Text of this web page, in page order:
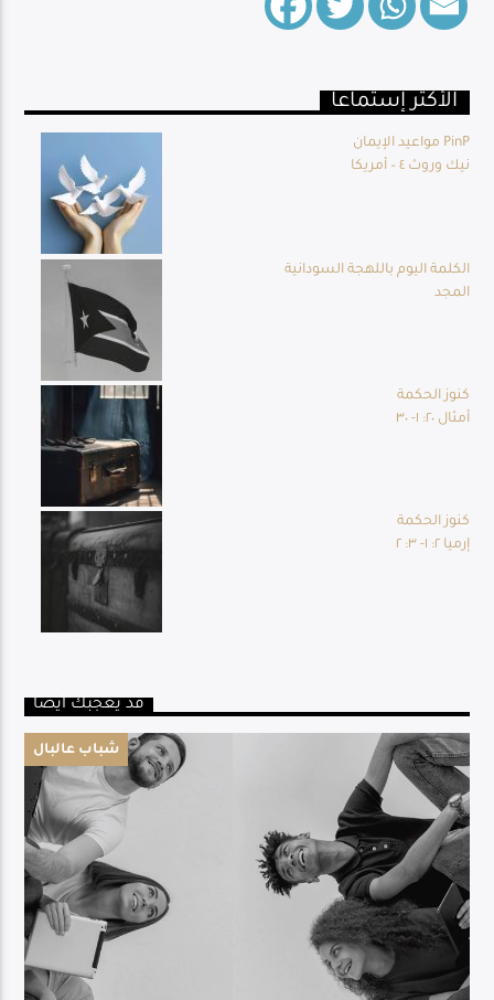
الأكثر إستماعا
مواعيد الإيمان PinP
نيك وروث ٤ – أمريكا
الكلمة اليوم باللهجة السودانية
المجد
كنوز الحكمة
أمثال ٢٠: ١- ٣٠
كنوز الحكمة
إرميا ٢: ١- ٣: ٢
قد يعجبك أيضا
شباب عالبال